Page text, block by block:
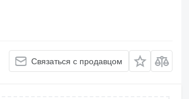
Связаться с продавцом